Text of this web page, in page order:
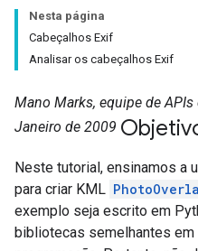
Nesta página
Cabeçalhos Exif
Analisar os cabeçalhos Exif
Mano Marks, equipe de APIs
Janeiro de 2009
Neste tutorial, ensinamos a
para criar KML
exemplo seja escrito em
bibliotecas semelhantes